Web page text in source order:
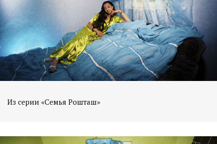
Из серии «Семья Рошташ»